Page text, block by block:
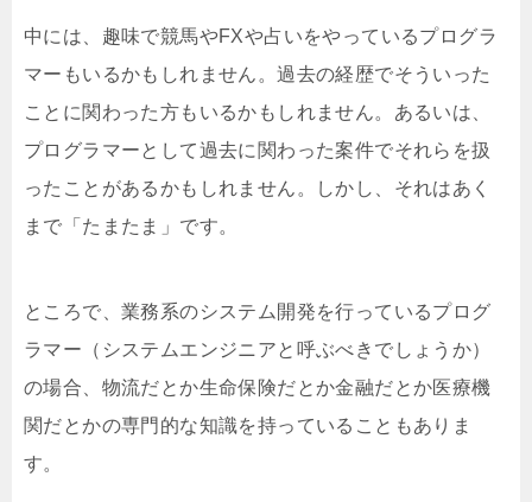
中には、趣味で競馬やFXや占いをやっているプログラ
マーもいるかもしれません。過去の経歴でそういった
ことに関わった方もいるかもしれません。あるいは、
プログラマーとして過去に関わった案件でそれらを扱
ったことがあるかもしれません。しかし、それはあく
まで「たまたま」です。
ところで、業務系のシステム開発を行っているプログ
ラマー（システムエンジニアと呼ぶべきでしょうか）
の場合、物流だとか生命保険だとか金融だとか医療機
関だとかの専門的な知識を持っていることもありま
す。